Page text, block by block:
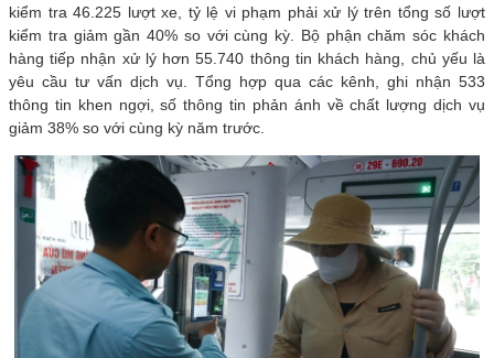
kiểm tra 46.225 lượt xe, tỷ lệ vi phạm phải xử lý trên tổng số lượt
kiểm tra giảm gần 40% so với cùng kỳ. Bộ phận chăm sóc khách
hàng tiếp nhận xử lý hơn 55.740 thông tin khách hàng, chủ yếu là
yêu cầu tư vấn dịch vụ. Tổng hợp qua các kênh, ghi nhận 533
thông tin khen ngợi, số thông tin phản ánh về chất lượng dịch vụ
giảm 38% so với cùng kỳ năm trước.